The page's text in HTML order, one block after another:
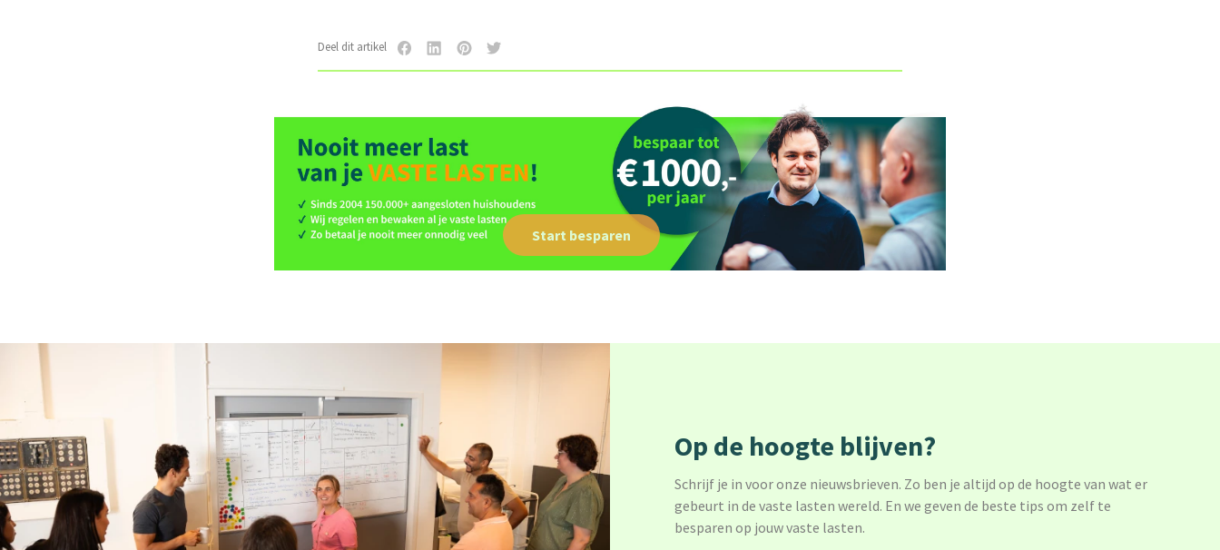
Deel dit artikel
Start besparen
Op de hoogte blijven?
Schrijf je in voor onze nieuwsbrieven. Zo ben je altijd op de hoogte van wat er
gebeurt in de vaste lasten wereld. En we geven de beste tips om zelf te
besparen op jouw vaste lasten.